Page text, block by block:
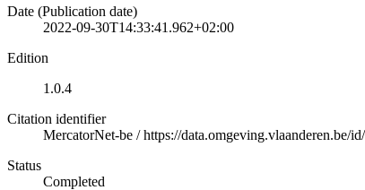
Date (Publication date)
2022-09-30T14:33:41.962+02:00
Edition
1.0.4
Citation identifier
MercatorNet-be /https://data.omgeving.vlaanderen.be/
Status
Completed